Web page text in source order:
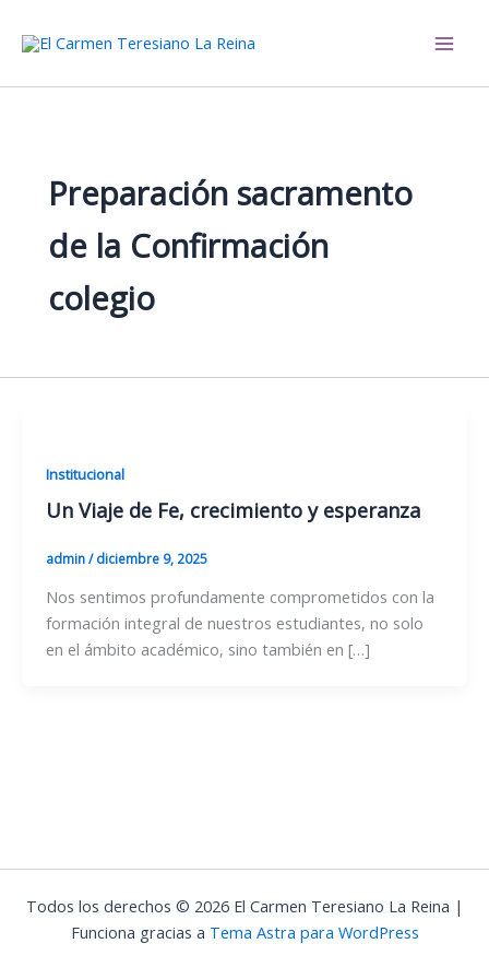
Preparación sacramento
de la Confirmación
colegio
Institucional
Un Viaje de Fe, crecimiento y esperanza
admin/diciembre 9, 2025
Nos sentimos profundamente comprometidos con la
formación integral de nuestros estudiantes, no solo
en el ámbito académico, sino también en […]
Todos los derechos © 2026 El Carmen Teresiano La Reina |
Funciona gracias a Tema Astra para WordPress